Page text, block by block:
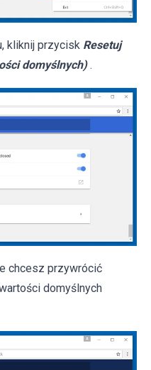
kliknij przycisk Resetuj
domyślnych) .
chcesz przywrócić
domyślnych